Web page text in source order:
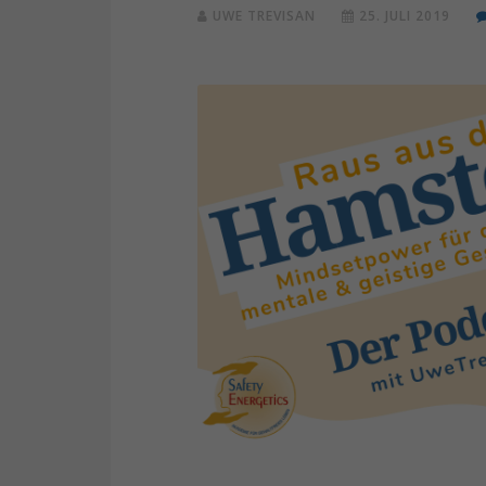
UWE TREVISAN 25. JULI 2019